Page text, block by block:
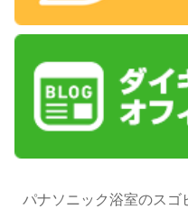
パナソニック浴室のスゴ